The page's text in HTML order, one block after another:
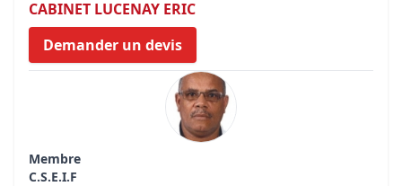
CABINET LUCENAY ERIC
Demander un devis
Membre
C.S.E.I.F